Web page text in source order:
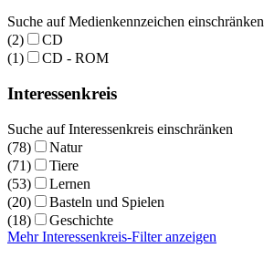
Suche auf Medienkennzeichen einschränken
(2)
CD
(1)
CD - ROM
Interessenkreis
Suche auf Interessenkreis einschränken
(78)
Natur
(71)
Tiere
(53)
Lernen
(20)
Basteln und Spielen
(18)
Geschichte
Mehr Interessenkreis-Filter anzeigen